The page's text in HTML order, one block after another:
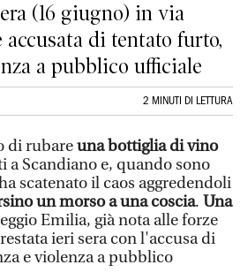
(16 giugno) in via
di tentato furto,
a pubblico ufficiale
2 MINUTI DI LETTURA
di rubareuna bottiglia di vino
a Scandiano e, quando sono
scatenato il caos aggredendoli
un morso a una coscia. Una
Emilia, già nota alle forze
ieri sera con l'accusa di
e violenza a pubblico